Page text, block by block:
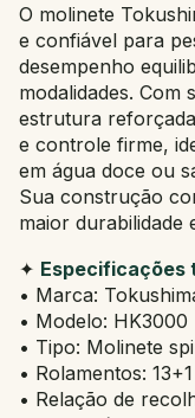
O molinete
e confiável para
desempenho
modalidades. Com
estrutura
e controle firme,
em água doce ou
Sua construção
maior
✦ Especificações
• Marca:
• Modelo: HK3000
• Tipo: Molinete
• Rolamentos: 13+1
• Relação de